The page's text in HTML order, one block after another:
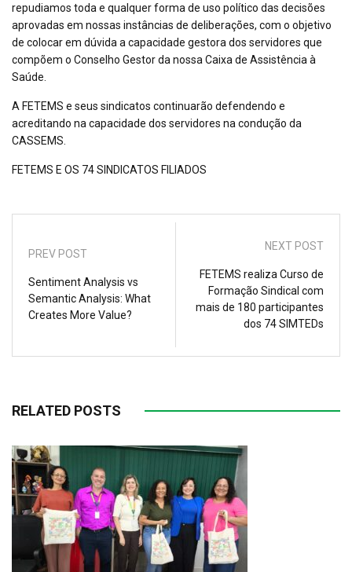
repudiamos toda e qualquer forma de uso político das decisões
aprovadas em nossas instâncias de deliberações, com o objetivo
de colocar em dúvida a capacidade gestora dos servidores que
compõem o Conselho Gestor da nossa Caixa de Assistência à
Saúde.
A FETEMS e seus sindicatos continuarão defendendo e
acreditando na capacidade dos servidores na condução da
CASSEMS.
FETEMS E OS 74 SINDICATOS FILIADOS
PREV POST
Sentiment Analysis vs
Semantic Analysis: What
Creates More Value?
NEXT POST
FETEMS realiza Curso de
Formação Sindical com
mais de 180 participantes
dos 74 SIMTEDs
RELATED POSTS